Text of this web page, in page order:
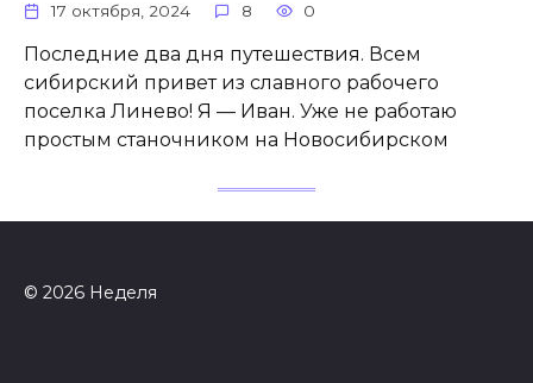
17 октября, 2024 8 0
Последние два дня путешествия. Всем
сибирский привет из славного рабочего
поселка Линево! Я — Иван. Уже не работаю
простым станочником на Новосибирском
© 2026 Неделя